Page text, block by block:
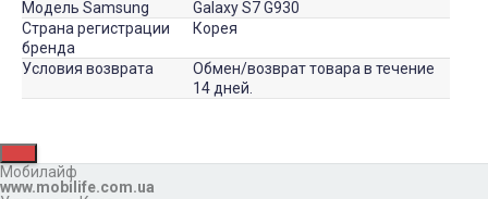
Модель Samsung
Galaxy S7 G930
Страна регистрации
бренда
Корея
Условия возврата
Обмен/возврат товара в течение
14 дней.
Мобилайф
www.mobilife.com.ua